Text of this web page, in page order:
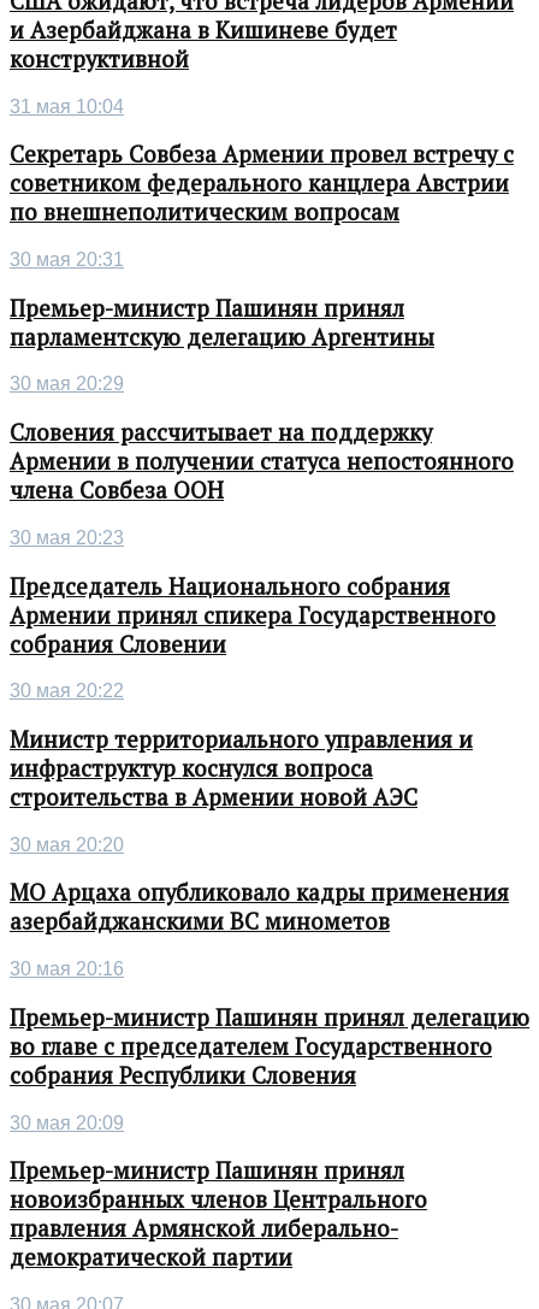
и Азербайджана в Кишиневе будет
конструктивной
31 мая 10:04
Секретарь Совбеза Армении провел встречу с
советником федерального канцлера Австрии
по внешнеполитическим вопросам
30 мая 20:31
Премьер-министр Пашинян принял
парламентскую делегацию Аргентины
30 мая 20:29
Словения рассчитывает на поддержку
Армении в получении статуса непостоянного
члена Совбеза ООН
30 мая 20:23
Председатель Национального собрания
Армении принял спикера Государственного
собрания Словении
30 мая 20:22
Министр территориального управления и
инфраструктур коснулся вопроса
строительства в Армении новой АЭС
30 мая 20:20
МО Арцаха опубликовало кадры применения
азербайджанскими ВС минометов
30 мая 20:16
Премьер-министр Пашинян принял делегацию
во главе с председателем Государственного
собрания Республики Словения
30 мая 20:09
Премьер-министр Пашинян принял
новоизбранных членов Центрального
правления Армянской либерально-
демократической партии
30 мая 20:07